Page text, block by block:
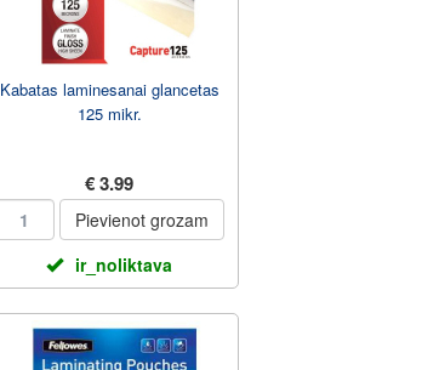
Kabatas laminesanai glancetas
125 mikr.
€ 3.99
Pievienot grozam
ir_noliktava